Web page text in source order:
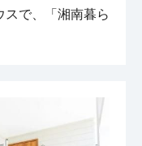
スで、「湘南暮ら